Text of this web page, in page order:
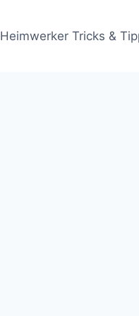
Heimwerker Tricks &